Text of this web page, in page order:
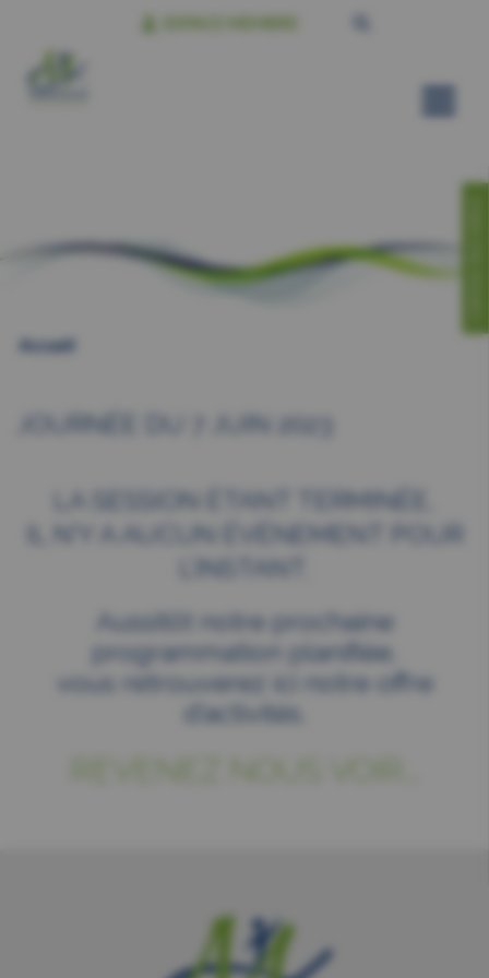
Accueil
JOURNÉE DU 7 JUIN 2023
LA SESSION ÉTANT TERMINÉE,
IL N’Y A AUCUN ÉVÉNEMENT POUR
L’INSTANT.
Aussitôt notre prochaine
programmation planifiée,
vous retrouverez ici notre offre
d’activités.